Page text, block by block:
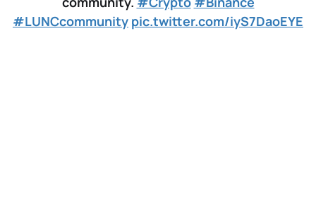
#LUNCcommunity pic.twitter.com/iyS7DaoEYE